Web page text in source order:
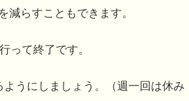
減らすこともできます。
って終了です。
うにしましょう。（週一回は休み